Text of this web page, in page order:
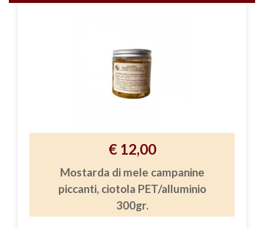
€ 12,00
Mostarda di mele campanine
piccanti, ciotola PET/alluminio
300gr.